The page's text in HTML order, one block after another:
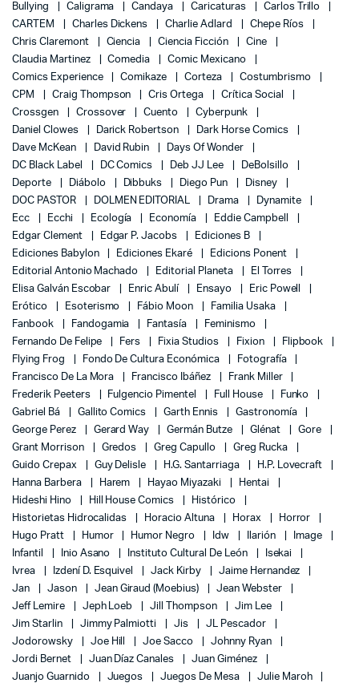
Bullying
Caligrama Candaya Caricaturas
Carlos Trillo
CARTEM
Charles Dickens Charlie Adlard
Chepe Ríos
Chris Claremont
Ciencia Ciencia Ficción
Cine
Claudia Martinez
Comedia
Comic Mexicano
Comics Experience
Comikaze Corteza
Costumbrismo
CPM
Craig Thompson Cris Ortega
Crítica Social
Crossgen
Crossover Cuento
Cyberpunk
Daniel Clowes
Darick Robertson
Dark Horse Comics
Dave McKean
David Rubin
Days Of Wonder
DC Black Label
DC Comics Deb JJ Lee
DeBolsillo
Deporte
Diábolo Dibbuks Diego Pun
Disney
DOC PASTOR
DOLMEN EDITORIAL Drama
Dynamite
Ecc
Ecchi Ecología Economía
Eddie Campbell
Edgar Clement
Edgar P. Jacobs
Ediciones B
Ediciones Babylon
Ediciones Ekaré
Edicions Ponent
Editorial Antonio Machado
Editorial Planeta
El Torres
Elisa Galván Escobar
Enric Abulí Ensayo
Eric Powell
Erótico
Esoterismo Fábio Moon
Familia Usaka
Fanbook
Fandogamia Fantasía
Feminismo
Fernando De Felipe
Fers Fixia Studios Fixion
Flipbook
Flying Frog
Fondo De Cultura Económica
Fotografía
Francisco De La Mora
Francisco Ibáñez
Frank Miller
Frederik Peeters
Fulgencio Pimentel Full House
Funko
Gabriel Bá
Gallito Comics Garth Ennis
Gastronomía
George Perez
Gerard Way Germán Butze Glénat
Gore
Grant Morrison
Gredos Greg Capullo
Greg Rucka
Guido Crepax
Guy Delisle H.G. Santarriaga
H.P. Lovecraft
Hanna Barbera
Harem Hayao Miyazaki
Hentai
Hideshi Hino
Hill House Comics
Histórico
Historietas Hidrocalidas
Horacio Altuna Horax
Horror
Hugo Pratt
Humor Humor Negro Idw Ilarión
Image
Infantil
Inio Asano Instituto Cultural De León
Isekai
Ivrea
Izdení D. Esquivel Jack Kirby
Jaime Hernandez
Jan
Jason Jean Giraud (Moebius)
Jean Webster
Jeff Lemire
Jeph Loeb Jill Thompson
Jim Lee
Jim Starlin
Jimmy Palmiotti Jis
JL Pescador
Jodorowsky
Joe Hill Joe Sacco
Johnny Ryan
Jordi Bernet
Juan Díaz Canales
Juan Giménez
Juanjo Guarnido
Juegos Juegos De Mesa
Julie Maroh